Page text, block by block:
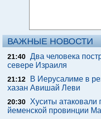
ВАЖНЫЕ НОВОСТИ
21:40 Два человека
севере Израиля
21:12
В Иерусалиме в
хазан Авишай Леви
20:30
Хуситы атаковали
йеменской провинции